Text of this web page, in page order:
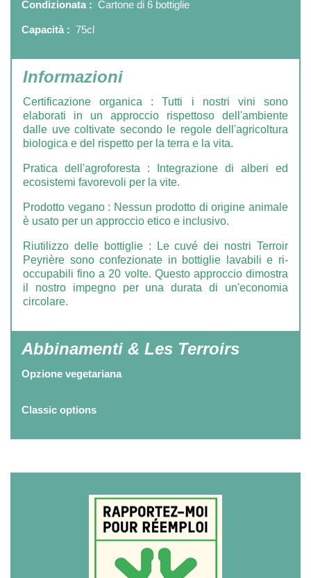
Condizionata : Cartone di 6 bottiglie
Capacità : 75cl
Informazioni
Certificazione organica : Tutti i nostri vini sono
elaborati in un approccio rispettoso dell'ambiente
dalle uve coltivate secondo le regole dell'agricoltura
biologica e del rispetto per la terra e la vita.
Pratica dell'agroforesta : Integrazione di alberi ed
ecosistemi favorevoli per la vite.
Prodotto vegano: Nessun prodotto di origine animale
è usato per un approccio etico e inclusivo.
Riutilizzo delle bottiglie: Le cuvé dei nostri Terroir
Peyrière sono confezionate in bottiglie lavabili e ri-
occupabili fino a 20 volte. Questo approccio dimostra
il nostro impegno per una durata di un'economia
circolare.
Abbinamenti & Les Terroirs
Opzione vegetariana
Classic options